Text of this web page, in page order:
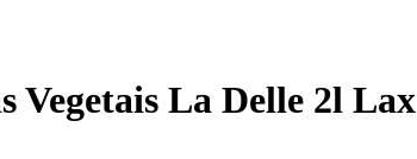
Vegetais La Delle 2l Lax